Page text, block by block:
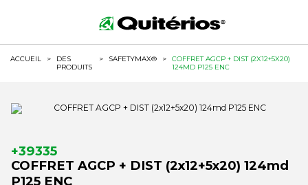
ACCUEIL >
DES
PRODUITS
> SAFETYMAX® >
COFFRET AGCP + DIST (2X12+5X20)
124MD P125 ENC
+39335
COFFRET AGCP + DIST (2x12+5x20) 124md
P125 ENC